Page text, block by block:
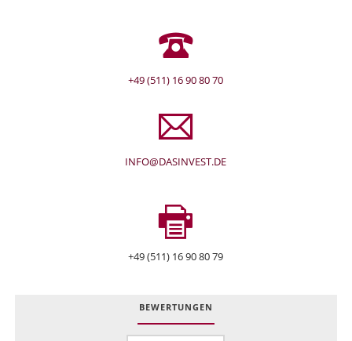
+49 (511) 16 90 80 70
INFO@DASINVEST.DE
+49 (511) 16 90 80 79
BEWERTUNGEN